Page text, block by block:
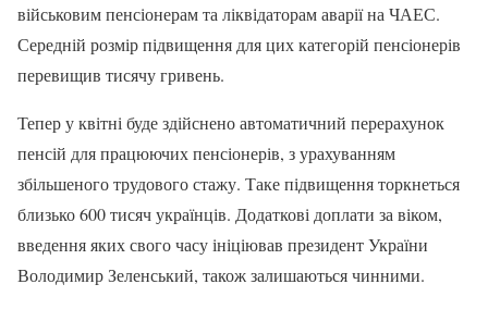
військовим пенсіонерам та ліквідаторам аварії на ЧАЕС.
Середній розмір підвищення для цих категорій пенсіонерів
перевищив тисячу гривень.
Тепер у квітні буде здійснено автоматичний перерахунок
пенсій для працюючих пенсіонерів, з урахуванням
збільшеного трудового стажу. Таке підвищення торкнеться
близько 600 тисяч українців. Додаткові доплати за віком,
введення яких свого часу ініціював президент України
Володимир Зеленський, також залишаються чинними.